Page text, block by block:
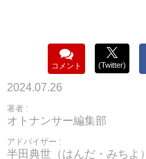
コメント (Twitter)
2024.07.26
著者 :
オトナンサー編集部
アドバイザー :
半田典世（はんだ・みちよ）